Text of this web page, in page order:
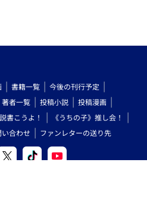
書籍一覧
今後の刊行予定
著者一覧 投稿小説
投稿漫画
書こうよ！
《うちの子》推し会！
い合わせ ファンレターの送り先